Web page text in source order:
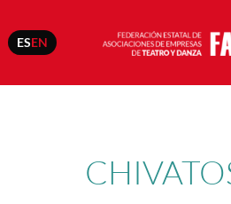
ESEN
Skip